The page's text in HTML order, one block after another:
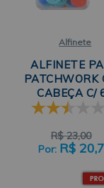
Alfinete
ALFINETE
PATCHWORK
CABEÇA C/
UNIDADES
R$ 23,00
R$